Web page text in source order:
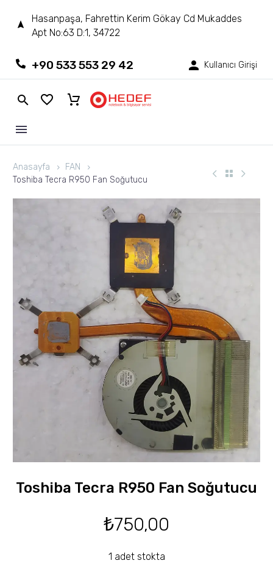
Hasanpaşa, Fahrettin Kerim Gökay Cd Mukaddes
Apt No:63 D:1, 34722
+90 533 553 29 42 Kullanıcı Girişi
Anasayfa
FAN
Toshiba Tecra R950 Fan Soğutucu
Toshiba Tecra R950 Fan Soğutucu
₺750,00
1 adet stokta